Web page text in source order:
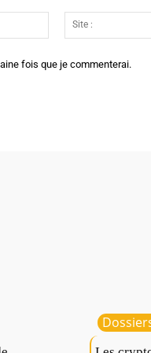
Email
:*
fois que je commenterai.